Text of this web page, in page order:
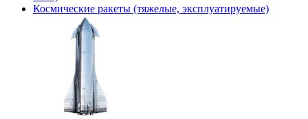
Космические ракеты (тяжелые, эксплуатируемые)